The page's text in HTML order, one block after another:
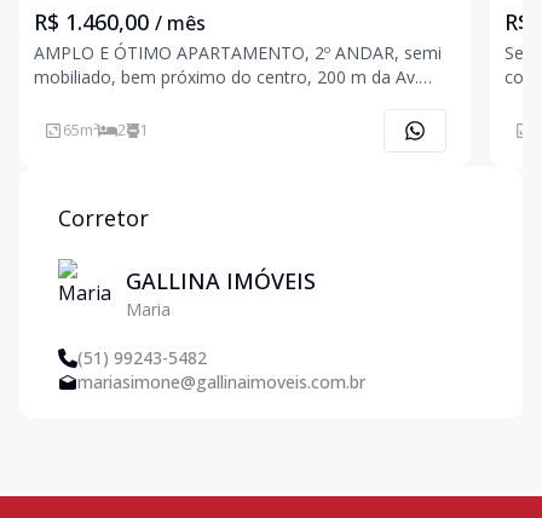
R$ 1.460,00 / mês
AMPLO E ÓTIMO APARTAMENTO, 2º ANDAR, semi
mobiliado, bem próximo do centro, 200 m da Av.
em Canoas. NO 2 º ANDAR, COM 65 M² DE
65m² 2 1
R$
Se
Corretor
GALLINA IMÓVEIS
Maria
(51) 99243-5482
mariasimone@gallinaimoveis.com.br